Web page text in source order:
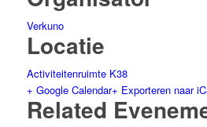
Verkuno
Locatie
Activiteitenruimte K38
+ Google Calendar+ Exporteren naar
Related